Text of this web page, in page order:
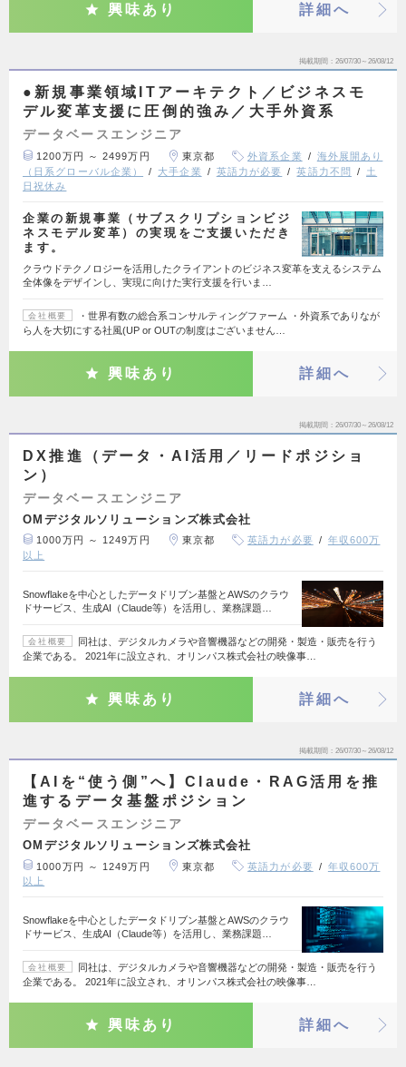
興味あり 詳細へ
掲載期間 26/07/30～26/08/12
●新規事業領域ITアーキテクト／ビジネスモ
デル変革支援に圧倒的強み／大手外資系
データベースエンジニア
1200万円 ～ 2499万円 東京都 外資系企業
海外展開あり
（日系グローバル企業）
大手企業 英語力が必要 英語力不問
土
日祝休み
企業の新規事業（サブスクリプションビジ
ネスモデル変革）の実現をご支援いただき
ます。
クラウドテクノロジーを活用したクライアントのビジネス変革を支えるシステム
全体像をデザインし、実現に向けた実行支援を行いま…
会社概要
・世界有数の総合系コンサルティングファーム ・外資系でありなが
ら人を大切にする社風(UP or OUTの制度はございません…
興味あり 詳細へ
掲載期間 26/07/30～26/08/12
DX推進（データ・AI活用／リードポジショ
ン）
データベースエンジニア
OMデジタルソリューションズ株式会社
1000万円 ～ 1249万円 東京都 英語力が必要
年収600万
以上
Snowflakeを中心としたデータドリブン基盤とAWSのクラウ
ドサービス、生成AI（Claude等）を活用し、業務課題…
会社概要
同社は、デジタルカメラや音響機器などの開発・製造・販売を行う
企業である。 2021年に設立され、オリンパス株式会社の映像事…
興味あり 詳細へ
掲載期間 26/07/30～26/08/12
【AIを“使う側”へ】Claude・RAG活用を推
進するデータ基盤ポジション
データベースエンジニア
OMデジタルソリューションズ株式会社
1000万円 ～ 1249万円 東京都 英語力が必要
年収600万
以上
Snowflakeを中心としたデータドリブン基盤とAWSのクラウ
ドサービス、生成AI（Claude等）を活用し、業務課題…
会社概要
同社は、デジタルカメラや音響機器などの開発・製造・販売を行う
企業である。 2021年に設立され、オリンパス株式会社の映像事…
興味あり 詳細へ